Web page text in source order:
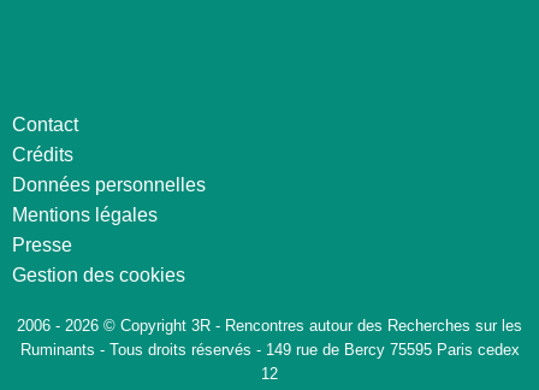
Contact
Crédits
Données personnelles
Mentions légales
Presse
Gestion des cookies
2006 - 2026 © Copyright 3R - Rencontres autour des Recherches sur les
Ruminants - Tous droits réservés - 149 rue de Bercy 75595 Paris cedex
12